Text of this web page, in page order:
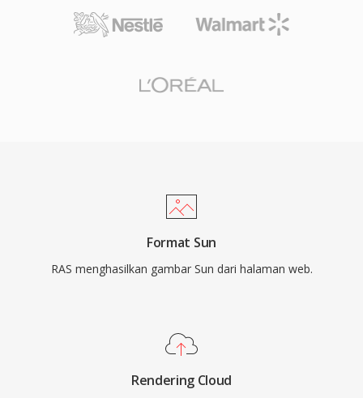
Format Sun
RAS menghasilkan gambar Sun dari halaman web.
Rendering Cloud